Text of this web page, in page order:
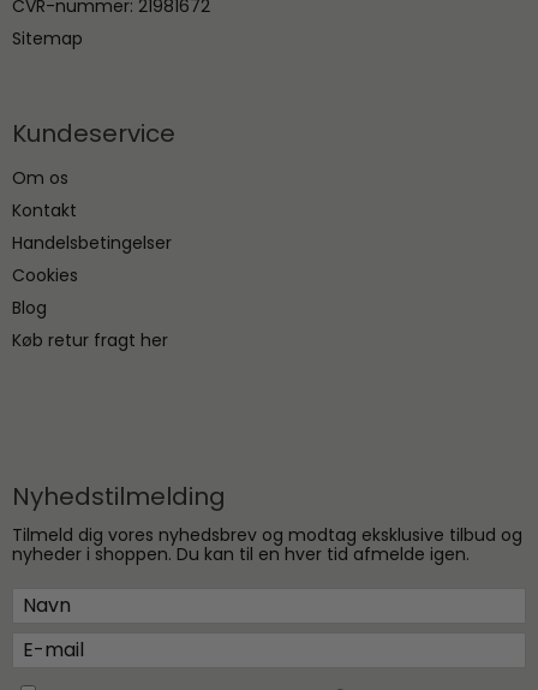
CVR-nummer: 21981672
Sitemap
Kundeservice
Om os
Kontakt
Handelsbetingelser
Cookies
Blog
Køb retur fragt her
Nyhedstilmelding
Tilmeld dig vores nyhedsbrev og modtag eksklusive tilbud og
nyheder i shoppen. Du kan til en hver tid afmelde igen.